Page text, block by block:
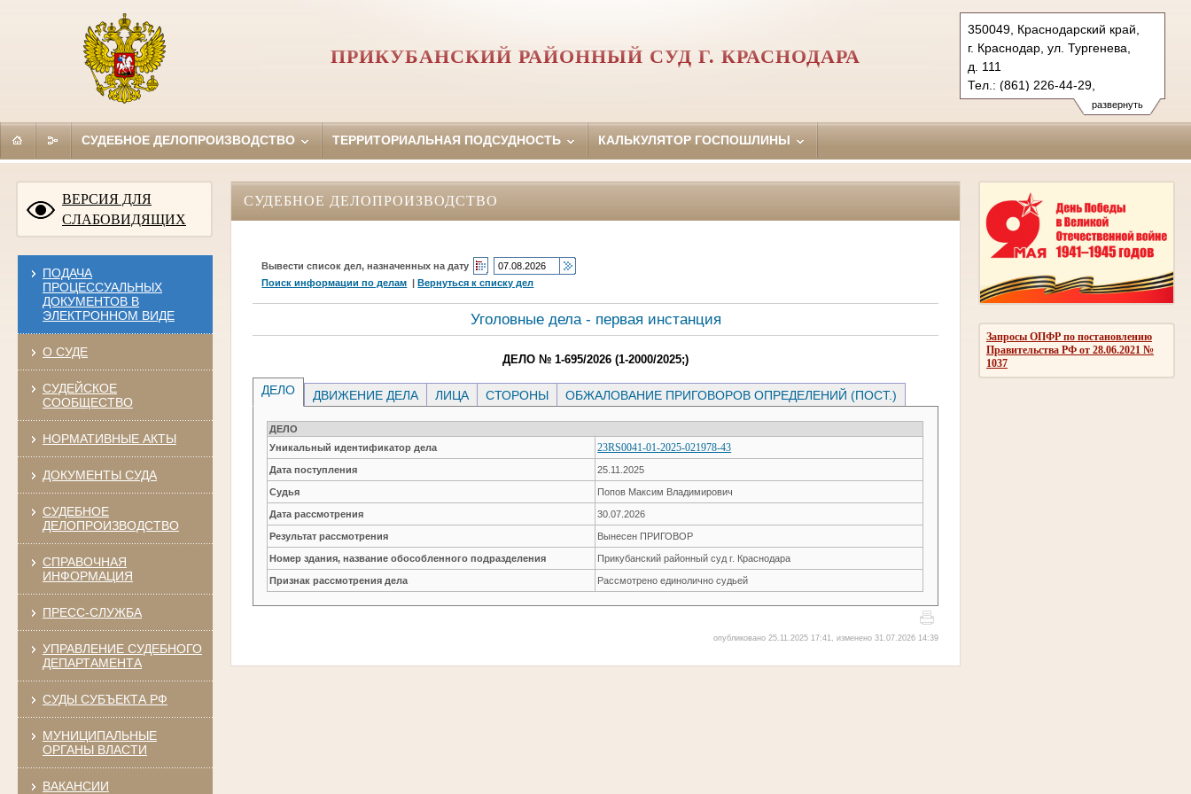
развернуть
350049, Краснодарский край,
г. Краснодар, ул. Тургенева,
д. 111
Тел.: (861) 226-44-29,
(861) 226-05-32
krasnodar-
ПРИКУБАНСКИЙ РАЙОННЫЙ СУД Г. КРАСНОДАРА
СУДЕБНОЕ ДЕЛОПРОИЗВОДСТВО ТЕРРИТОРИАЛЬНАЯ ПОДСУДНОСТЬ КАЛЬКУЛЯТОР ГОСПОШЛИНЫ
ВЕРСИЯ ДЛЯ
СЛАБОВИДЯЩИХ
ПОДАЧА
ПРОЦЕССУАЛЬНЫХ
ДОКУМЕНТОВ В
ЭЛЕКТРОННОМ ВИДЕ
О СУДЕ
СУДЕЙСКОЕ
СООБЩЕСТВО
НОРМАТИВНЫЕ АКТЫ
ДОКУМЕНТЫ СУДА
СУДЕБНОЕ
ДЕЛОПРОИЗВОДСТВО
СПРАВОЧНАЯ
ИНФОРМАЦИЯ
ПРЕСС-СЛУЖБА
УПРАВЛЕНИЕ СУДЕБНОГО
ДЕПАРТАМЕНТА
СУДЫ СУБЪЕКТА РФ
МУНИЦИПАЛЬНЫЕ
ОРГАНЫ ВЛАСТИ
ВАКАНСИИ
Запросы ОПФР по постановлению
Правительства РФ от 28.06.2021 №
1037
СУДЕБНОЕ ДЕЛОПРОИЗВОДСТВО
Вывести список дел, назначенных на дату
Поиск информации по делам |Вернуться к списку дел
Уголовные дела - первая инстанция
ДЕЛО № 1-695/2026 (1-2000/2025;)
ДЕЛО ДВИЖЕНИЕ ДЕЛА ЛИЦА СТОРОНЫ ОБЖАЛОВАНИЕ ПРИГОВОРОВ ОПРЕДЕЛЕНИЙ (ПОСТ.)
ДЕЛО
Уникальный идентификатор дела
23RS0041-01-2025-021978-43
Дата поступления 25.11.2025
Судья Попов Максим Владимирович
Дата рассмотрения 30.07.2026
Результат рассмотрения Вынесен ПРИГОВОР
Номер здания, название обособленного подразделения Прикубанский районный суд г. Краснодара
Признак рассмотрения дела Рассмотрено единолично судьей
опубликовано 25.11.2025 17:41, изменено 31.07.2026 14:39